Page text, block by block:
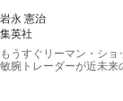
岩永 憲治
集英社
もうすぐリーマン・シ
敏腕トレーダーが近未